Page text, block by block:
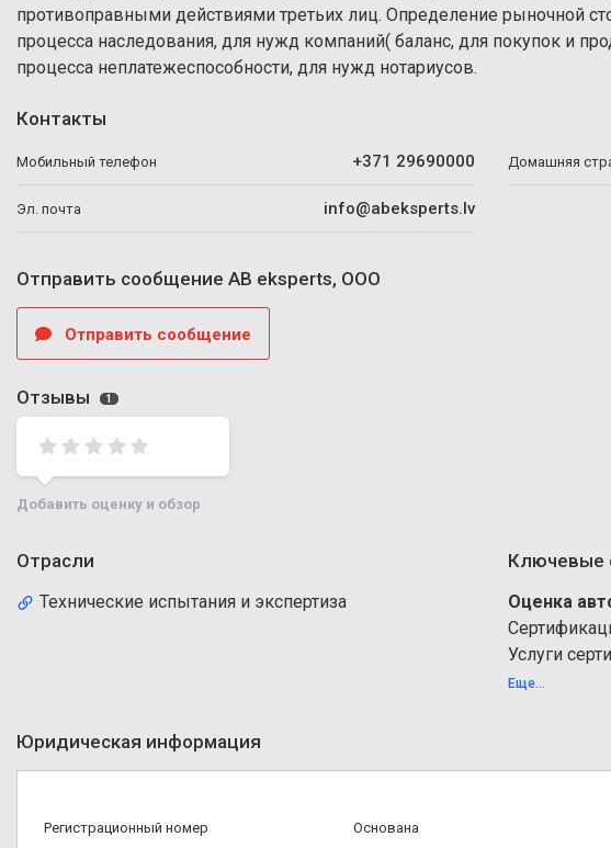
противоправными действиями третьих лиц. Определение рыночной
процесса наследования, для нужд компаний( баланс, для покупок и
процесса неплатежеспособности, для нужд нотариусов.
Контакты
Мобильный телефон +371 29690000
Эл. почта info@abeksperts.lv
Домашняя
Отправить сообщение AB eksperts, ООО
Отправить сообщение
Отзывы 1
Добавить оценку и обзор
Отрасли
Технические испытания и экспертиза
Ключевые
Оценка
Услуги
Оценка
автомашин
Еще...
Юридическая информация
Регистрационный номер
Основана